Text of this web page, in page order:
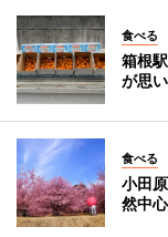
食べる
箱根
が思
食べる
小田
然中